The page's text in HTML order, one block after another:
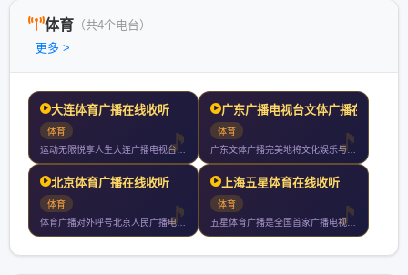
体育 （共4个电台）
更多 >
大连体育广播在线收听
体育
运动无限悦享人生大连广播电视台体育广播东北地区唯一专业体育广
广东广播电视台文体广播在
体育
广东文体广播完美地将文化娱乐与体育相结合是华南第一家都会型具
北京体育广播在线收听
体育
体育广播对外呼号北京人民广播电台体育广播使用频率每日播音小时
上海五星体育在线收听
体育
五星体育广播是全国首家广播电视多媒体联动的专业体育资讯发布平